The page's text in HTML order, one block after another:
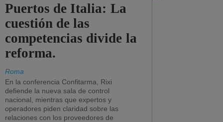
Puertos de Italia: La
cuestión de las
competencias divide la
reforma.
Roma
En la conferencia Confitarma, Rixi
defiende la nueva sala de control
nacional, mientras que expertos y
operadores piden claridad sobre las
relaciones con los proveedores de